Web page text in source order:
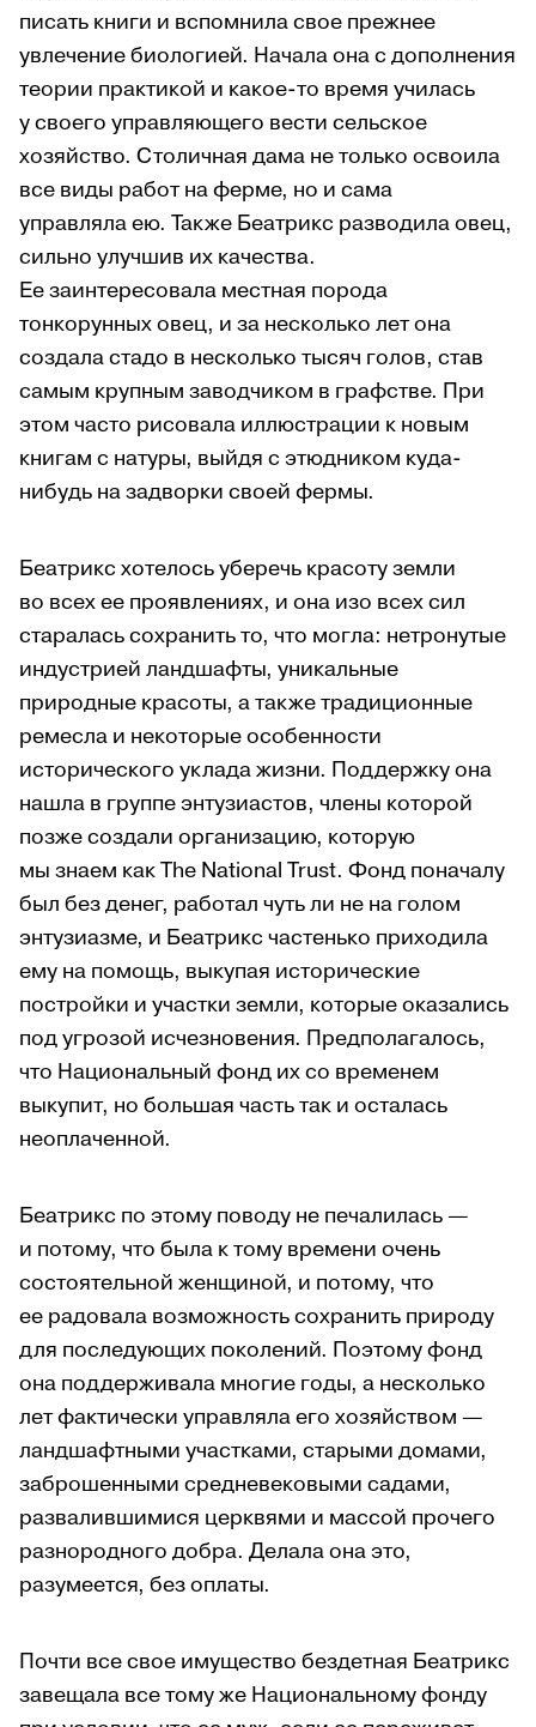
писать книги и вспомнила свое прежнее
увлечение биологией. Начала она с дополнения
теории практикой и какое-то время училась
у своего управляющего вести сельское
хозяйство. Столичная дама не только освоила
все виды работ на ферме, но и сама
управляла ею. Также Беатрикс разводила овец,
сильно улучшив их качества.
Ее заинтересовала местная порода
тонкорунных овец, и за несколько лет она
создала стадо в несколько тысяч голов, став
самым крупным заводчиком в графстве. При
этом часто рисовала иллюстрации к новым
книгам с натуры, выйдя с этюдником куда-
нибудь на задворки своей фермы.
Беатрикс хотелось уберечь красоту земли
во всех ее проявлениях, и она изо всех сил
старалась сохранить то, что могла: нетронутые
индустрией ландшафты, уникальные
природные красоты, а также традиционные
ремесла и некоторые особенности
исторического уклада жизни. Поддержку она
нашла в группе энтузиастов, члены которой
позже создали организацию, которую
мы знаем как The National Trust. Фонд поначалу
был без денег, работал чуть ли не на голом
энтузиазме, и Беатрикс частенько приходила
ему на помощь, выкупая исторические
постройки и участки земли, которые оказались
под угрозой исчезновения. Предполагалось,
что Национальный фонд их со временем
выкупит, но большая часть так и осталась
неоплаченной.
Беатрикс по этому поводу не печалилась —
и потому, что была к тому времени очень
состоятельной женщиной, и потому, что
ее радовала возможность сохранить природу
для последующих поколений. Поэтому фонд
она поддерживала многие годы, а несколько
лет фактически управляла его хозяйством —
ландшафтными участками, старыми домами,
заброшенными средневековыми садами,
развалившимися церквями и массой прочего
разнородного добра. Делала она это,
разумеется, без оплаты.
Почти все свое имущество бездетная Беатрикс
завещала все тому же Национальному фонду